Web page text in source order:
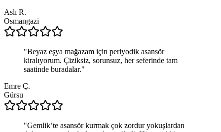
Aslı R.
Osmangazi
"Beyaz eşya mağazam için periyodik asansör
kiralıyorum. Çiziksiz, sorunsuz, her seferinde tam
saatinde buradalar."
Emre Ç.
Gürsu
"Gemlik’te asansör kurmak çok zordur yokuşlardan